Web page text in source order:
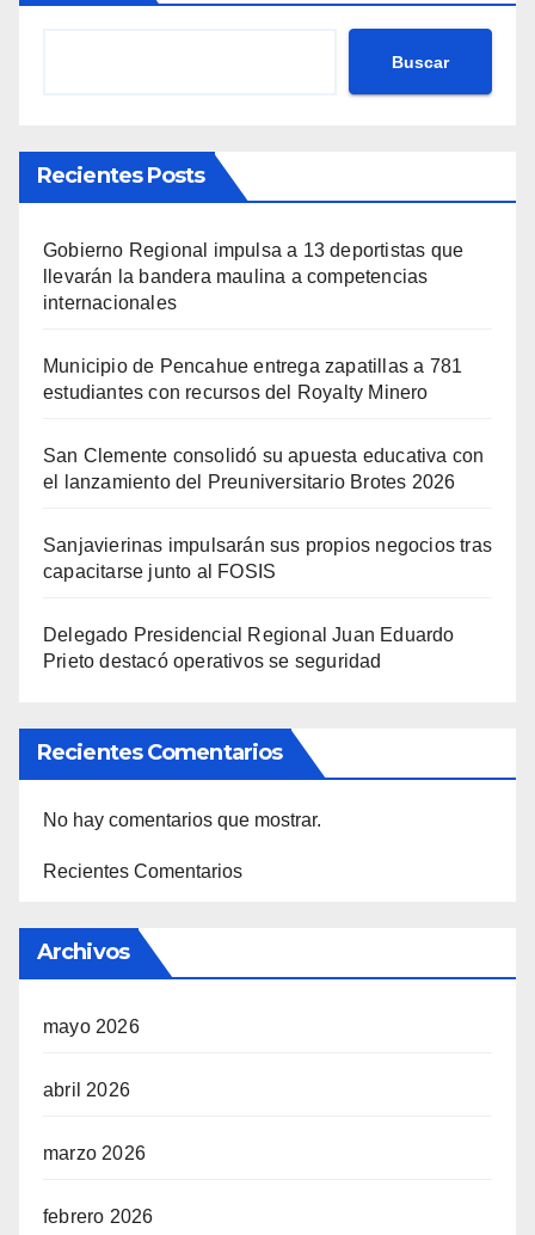
Buscar
Recientes Posts
Gobierno Regional impulsa a 13 deportistas que
llevarán la bandera maulina a competencias
internacionales
Municipio de Pencahue entrega zapatillas a 781
estudiantes con recursos del Royalty Minero
San Clemente consolidó su apuesta educativa con
el lanzamiento del Preuniversitario Brotes 2026
Sanjavierinas impulsarán sus propios negocios tras
capacitarse junto al FOSIS
Delegado Presidencial Regional Juan Eduardo
Prieto destacó operativos se seguridad
Recientes Comentarios
No hay comentarios que mostrar.
Recientes Comentarios
Archivos
mayo 2026
abril 2026
marzo 2026
febrero 2026